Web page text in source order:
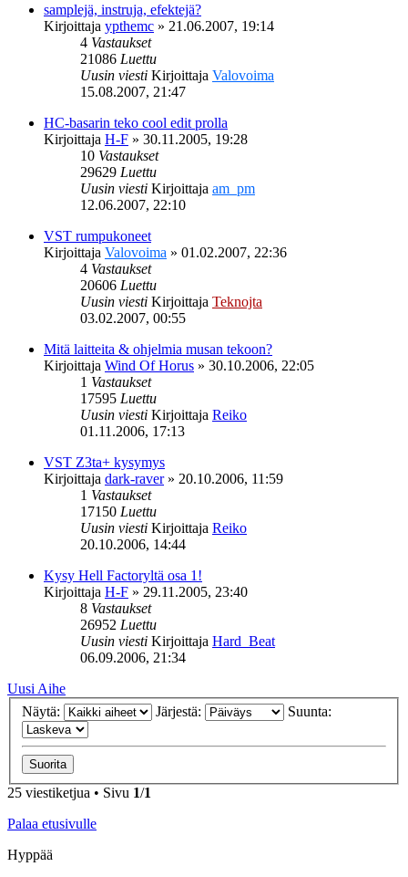
samplejä, instruja, efektejä?
Kirjoittaja ypthemc » 21.06.2007, 19:14
4 Vastaukset
21086 Luettu
Uusin viesti Kirjoittaja Valovoima
15.08.2007, 21:47
HC-basarin teko cool edit prolla
Kirjoittaja H-F » 30.11.2005, 19:28
10 Vastaukset
29629 Luettu
Uusin viesti Kirjoittaja am_pm
12.06.2007, 22:10
VST rumpukoneet
Kirjoittaja Valovoima » 01.02.2007, 22:36
4 Vastaukset
20606 Luettu
Uusin viesti Kirjoittaja Teknojta
03.02.2007, 00:55
Mitä laitteita & ohjelmia musan tekoon?
Kirjoittaja Wind Of Horus » 30.10.2006, 22:05
1 Vastaukset
17595 Luettu
Uusin viesti Kirjoittaja Reiko
01.11.2006, 17:13
VST Z3ta+ kysymys
Kirjoittaja dark-raver» 20.10.2006, 11:59
1 Vastaukset
17150 Luettu
Uusin viesti Kirjoittaja Reiko
20.10.2006, 14:44
Kysy Hell Factoryltä osa 1!
Kirjoittaja H-F » 29.11.2005, 23:40
8 Vastaukset
26952 Luettu
Uusin viesti Kirjoittaja Hard_Beat
06.09.2006, 21:34
Uusi Aihe
Näytä:
Järjestä: Suunta:
25 viestiketjua • Sivu 1/1
Palaa etusivulle
Hyppää